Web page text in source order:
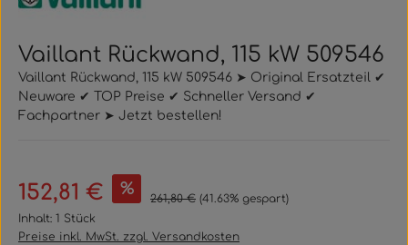
Vaillant Rückwand, 115 kW 509546
Vaillant Rückwand, 115 kW 509546 ➤ Original Ersatzteil ✔
Neuware ✔ TOP Preise ✔ Schneller Versand ✔
Fachpartner ➤ Jetzt bestellen!
Verkaufspreis:
152,81 € % Regulärer Preis:
261,80 € (41.63% gespart)
Inhalt: 1 Stück
Preise inkl. MwSt. zzgl. Versandkosten